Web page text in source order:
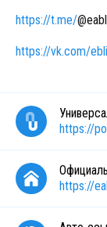
https://t.me/
https://vk.com/
https://
https://